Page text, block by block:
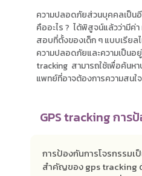
ความปลอดภัยส่วนบุคคลเป็น
คืออะไร ? ได้พิสูจน์แล้วว่ามีค่
สอบที่ตั้งของเด็ก ๆ แบบเรียลไ
ความปลอดภัยและความเป็นอ
tracking สามารถใช้เพื่อค้นห
แพทย์ที่อาจต้องการความสนใ
GPS tracking การ
การป้องกันการโจรกรรม
สำคัญของ gps tracking